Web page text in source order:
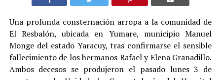
Una profunda consternación arropa a la comunidad de
El Resbalón, ubicada en Yumare, municipio Manuel
Monge del estado Yaracuy, tras confirmarse el sensible
fallecimiento de los hermanos Rafael y Elena Granadillo.
Ambos decesos se produjeron el pasado lunes 3 de